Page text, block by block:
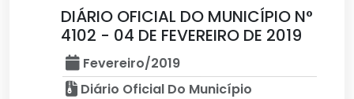
DIÁRIO OFICIAL DO MUNICÍPIO N°
4102 - 04 DE FEVEREIRO DE 2019
Fevereiro/2019
Diário Oficial Do Município